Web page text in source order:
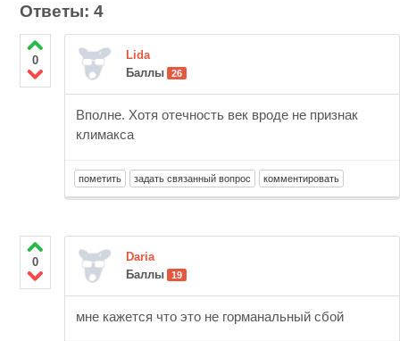
Ответы: 4
0
Lida
Баллы
26
Вполне. Хотя отечность век вроде не признак
климакса
0
Daria
Баллы
19
мне кажется что это не горманальный сбой